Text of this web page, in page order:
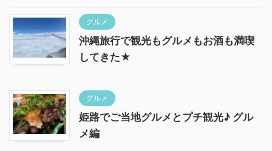
グルメ
沖縄旅行で観光もグルメもお酒も満喫
してきた★
グルメ
姫路でご当地グルメとプチ観光♪ グル
メ編